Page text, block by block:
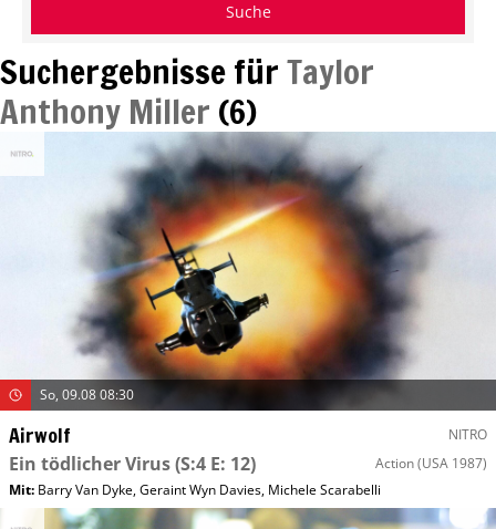
Suchergebnisse fürTaylor
Anthony Miller (6)
So, 09.08 08:30
Airwolf NITRO
Ein tödlicher Virus(S:4 E: 12) Action(USA 1987)
Mit: Barry Van Dyke,Geraint Wyn Davies, Michele Scarabelli
Suche